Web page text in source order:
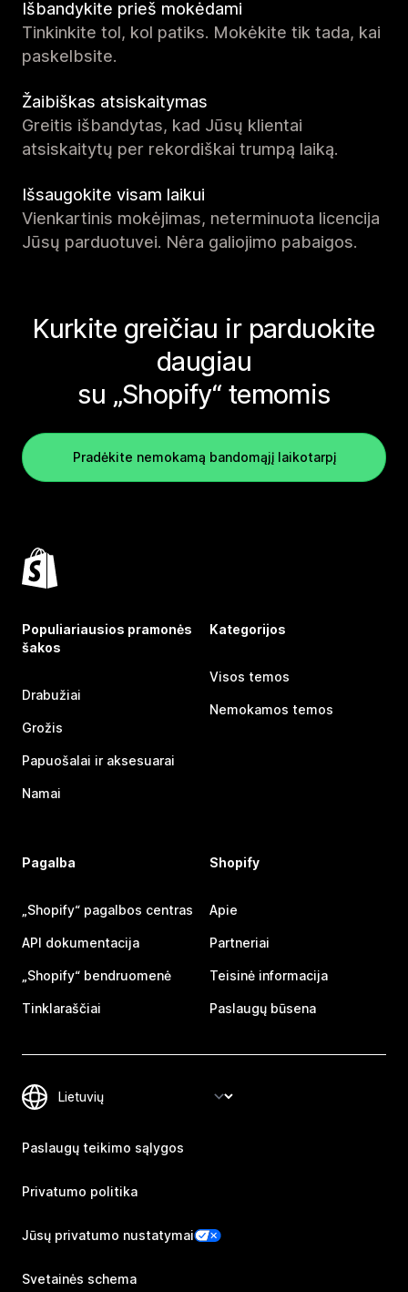
Išbandykite prieš mokėdami
Tinkinkite tol, kol patiks. Mokėkite tik tada, kai
paskelbsite.
Žaibiškas atsiskaitymas
Greitis išbandytas, kad Jūsų klientai
atsiskaitytų per rekordiškai trumpą laiką.
Išsaugokite visam laikui
Vienkartinis mokėjimas, neterminuota licencija
Jūsų parduotuvei. Nėra galiojimo pabaigos.
Kurkite greičiau ir parduokite
daugiau
su „Shopify“ temomis
Pradėkite nemokamą bandomąjį laikotarpį
Populiariausios pramonės
šakos
Drabužiai
Grožis
Papuošalai ir aksesuarai
Namai
Kategorijos
Visos temos
Nemokamos temos
Pagalba
„Shopify“ pagalbos centras
API dokumentacija
„Shopify“ bendruomenė
Tinklaraščiai
Shopify
Apie
Partneriai
Teisinė informacija
Paslaugų būsena
Paslaugų teikimo sąlygos
Privatumo politika
Jūsų privatumo nustatymai
Svetainės schema